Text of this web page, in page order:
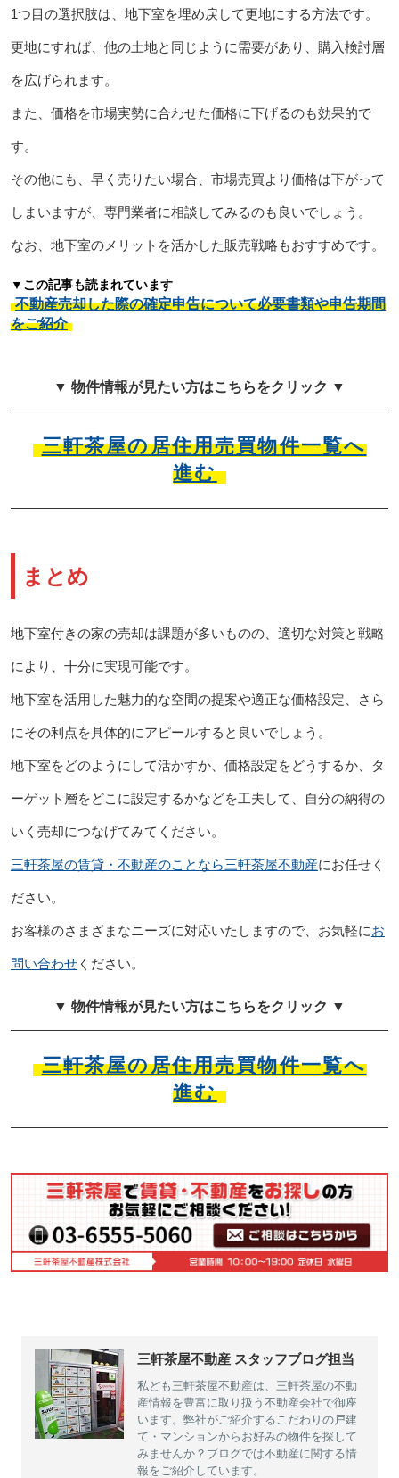
1つ目の選択肢は、地下室を埋め戻して更地にする方法です。
更地にすれば、他の土地と同じように需要があり、購入検討層
を広げられます。
また、価格を市場実勢に合わせた価格に下げるのも効果的で
す。
その他にも、早く売りたい場合、市場売買より価格は下がって
しまいますが、専門業者に相談してみるのも良いでしょう。
なお、地下室のメリットを活かした販売戦略もおすすめです。
▼この記事も読まれています
不動産売却した際の確定申告について必要書類や申告期間
をご紹介
▼ 物件情報が見たい方はこちらをクリック ▼
三軒茶屋の居住用売買物件一覧へ
進む
まとめ
地下室付きの家の売却は課題が多いものの、適切な対策と戦略
により、十分に実現可能です。
地下室を活用した魅力的な空間の提案や適正な価格設定、さら
にその利点を具体的にアピールすると良いでしょう。
地下室をどのようにして活かすか、価格設定をどうするか、タ
ーゲット層をどこに設定するかなどを工夫して、自分の納得の
いく売却につなげてみてください。
三軒茶屋の賃貸・不動産のことなら三軒茶屋不動産にお任せく
ださい。
お客様のさまざまなニーズに対応いたしますので、お気軽にお
問い合わせください。
▼ 物件情報が見たい方はこちらをクリック ▼
三軒茶屋の居住用売買物件一覧へ
進む
三軒茶屋不動産 スタッフブログ担当
私ども三軒茶屋不動産は、三軒茶屋の不動
産情報を豊富に取り扱う不動産会社で御座
います。弊社がご紹介するこだわりの戸建
て・マンションからお好みの物件を探して
みませんか？ブログでは不動産に関する情
報をご紹介しています。